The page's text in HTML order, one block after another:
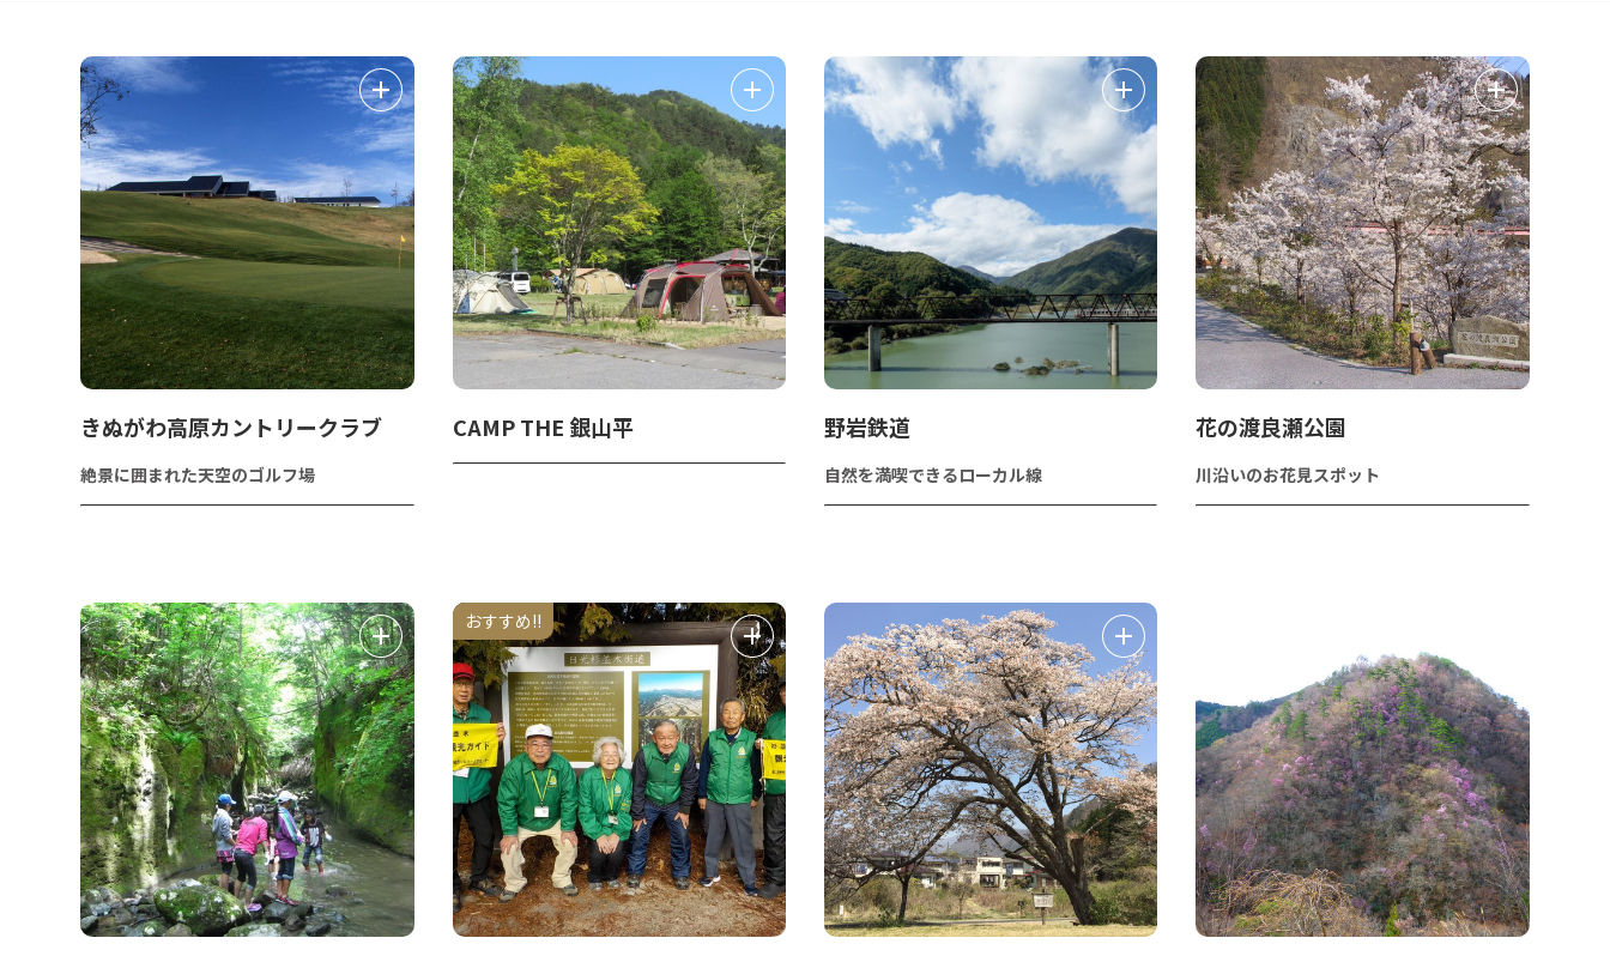
きぬがわ高原カントリークラブ
絶景に囲まれた天空のゴルフ場
CAMP THE 銀山平 野岩鉄道
自然を満喫できるローカル線
花の渡良瀬公園
川沿いのお花見スポット
おすすめ!!